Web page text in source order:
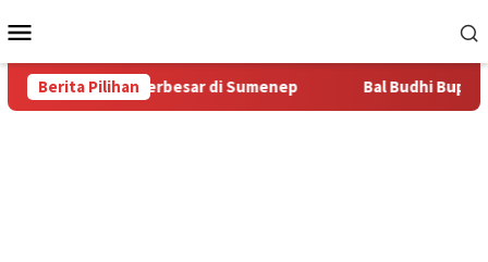
ke
Mobile
Berita Pilihan
Bal Budhi Terbesar di Sumenep Bal Budhi Bupati Cup